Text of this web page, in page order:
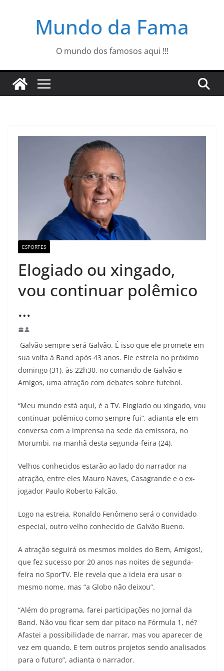
Mundo da Fama
O mundo dos famosos aqui !!!
ESPORTES
Elogiado ou xingado,
vou continuar polêmico
…
Galvão sempre será Galvão. É isso que ele promete em
sua volta à Band após 43 anos. Ele estreia no próximo
domingo (31), às 22h30, no comando de Galvão e
Amigos, uma atração com debates sobre futebol.
“Meu mundo está aqui, é a TV. Elogiado ou xingado, vou
continuar polêmico como sempre fui”, adianta ele em
conversa com a imprensa na sede da emissora, no
Morumbi, na manhã desta segunda-feira (24).
Velhos conhecidos estarão ao lado do narrador na
atração, entre eles Mauro Naves, Casagrande e o ex-
jogador Paulo Roberto Falcão.
Logo na estreia, Ronaldo Fenômeno será o convidado
especial, outro velho conhecido de Galvão Bueno.
A atração seguirá os mesmos moldes do Bem, Amigos!,
que fez sucesso por 20 anos nas noites de segunda-
feira no SporTV. Ele revela que a ideia era usar o
mesmo nome, mas “a Globo não deixou”.
“Além do programa, farei participações no Jornal da
Band. Não vou ficar sem dar pitaco na Fórmula 1, né?
Afastei a possibilidade de narrar, mas vou aparecer de
vez em quando. E tem outros projetos sendo analisados
para o futuro”, adianta o narrador.